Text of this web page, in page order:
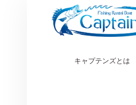
PRIMARY MENU
キャプテンズとは